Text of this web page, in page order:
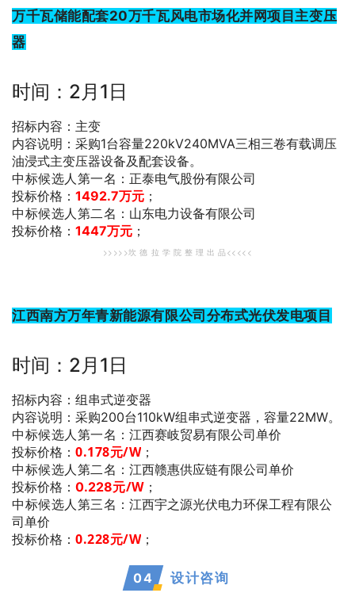
万千瓦储能配套20万千瓦风电市场化并网项目主变压
器
时间：2月1日
招标内容：主变
内容说明：采购1台容量220kV240MVA三相三卷有载调压
油浸式主变压器设备及配套设备。
中标候选人第一名 ：正泰电气股份有限公司
投标价格： 1492.7万元 ；
中标候选人第二名 ：山东电力设备有限公司
投标价格： 1447万元 ；
>>>>>坎 德 拉 学 院 整 理 出 品<<<<<
江西南方万年青新能源有限公司分布式光伏发电项目
时间：2月1日
招标内容：组串式逆变器
内容说明：采购200台110kW组串式逆变器，容量22MW。
中标候选人第一名 ：江西赛岐贸易有限公司单价
投标价格： 0.178元/W ；
中标候选人第二名 ：江西赣惠供应链有限公司单价
投标价格： 0.228元/W；
中标候选人第三名 ：江西宇之源光伏电力环保工程有限公
司单价
投标价格： 0.228元/W ；
04 设计咨询